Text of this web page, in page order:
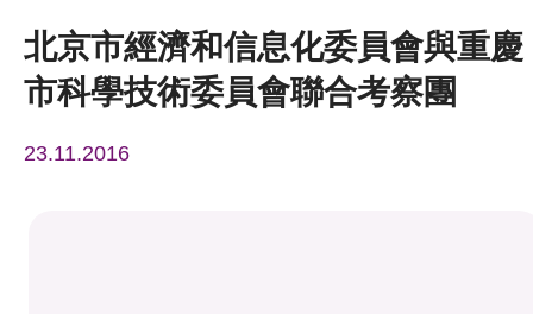
新聞中心
北京市經濟和信息化委員會與重慶
市科學技術委員會聯合考察團
23.11.2016